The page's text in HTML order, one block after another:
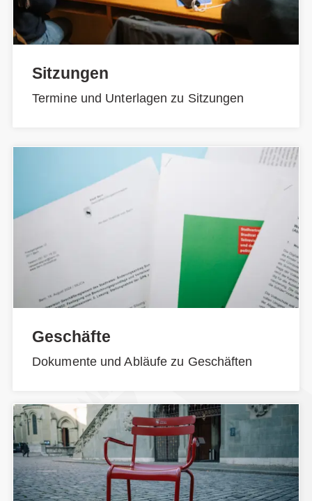
Sitzungen
Termine und Unterlagen zu Sitzungen
Geschäfte
Dokumente und Abläufe zu Geschäften